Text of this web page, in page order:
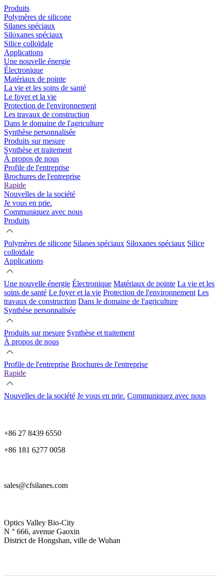
Produits
Polymères de silicone
Silanes spéciaux
Siloxanes spéciaux
Silice colloïdale
Applications
Une nouvelle énergie
Électronique
Matériaux de pointe
La vie et les soins de santé
Le foyer et la vie
Protection de l'environnement
Les travaux de construction
Dans le domaine de l'agriculture
Synthèse personnalisée
Produits sur mesure
Synthèse et traitement
À propos de nous
Profile de l'entreprise
Brochures de l'entreprise
Rapide
Nouvelles de la société
Je vous en prie.
Communiquez avec nous
Produits
Polymères de silicone Silanes spéciaux Siloxanes spéciaux Silice
colloïdale
Applications
Une nouvelle énergie Électronique Matériaux de pointe La vie et les
soins de santé Le foyer et la vie Protection de l'environnement Les
travaux de construction Dans le domaine de l'agriculture
Synthèse personnalisée
Produits sur mesure Synthèse et traitement
À propos de nous
Profile de l'entreprise Brochures de l'entreprise
Rapide
Nouvelles de la société Je vous en prie. Communiquez avec nous
+86 27 8439 6550
+86 181 6277 0058
sales@cfsilanes.com
Optics Valley Bio-City
N ° 666, avenue Gaoxin
District de Hongshan, ville de Wuhan